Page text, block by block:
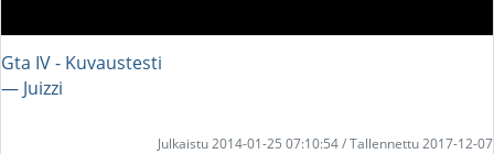
Gta IV - Kuvaustesti
― Juizzi
Julkaistu 2014-01-25 07:10:54 / Tallennettu 2017-12-07